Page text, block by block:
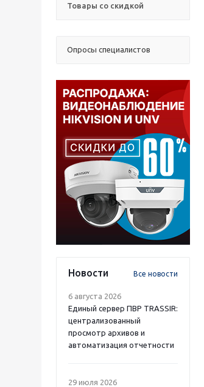
Товары со скидкой
Опросы специалистов
Новости Все новости
6 августа 2026
Единый сервер ПВР TRASSIR:
централизованный
просмотр архивов и
автоматизация отчетности
29 июля 2026